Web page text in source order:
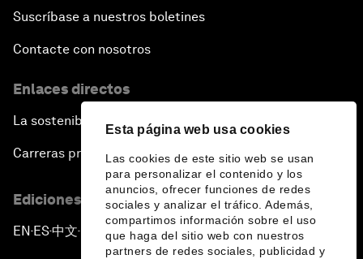
Esta página web usa cookies
Las cookies de este sitio web se usan
para personalizar el contenido y los
anuncios, ofrecer funciones de redes
sociales y analizar el tráfico. Además,
compartimos información sobre el uso
que haga del sitio web con nuestros
partners de redes sociales, publicidad y
Suscríbase a nuestros boletines
Contacte con nosotros
Enlaces directos
La sostenibilidad en el Foro
Carreras profesionales
Ediciones en otros idiomas
EN ▪ ES▪中文▪ 日本語